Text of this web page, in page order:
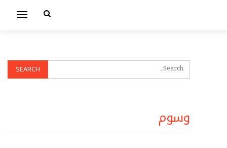
وسوم